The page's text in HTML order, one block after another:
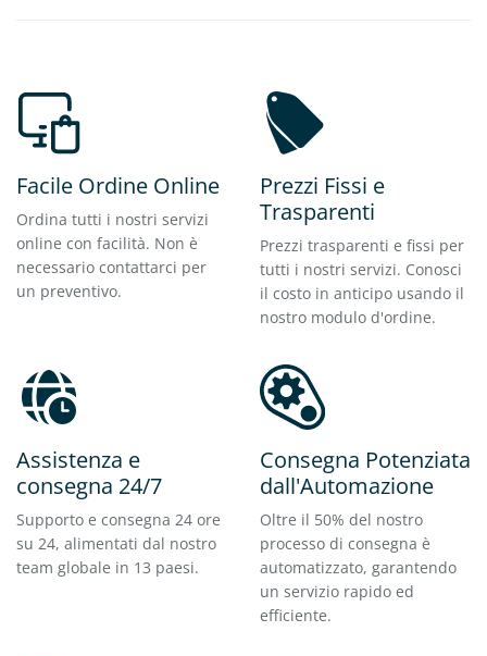
Facile Ordine Online
Ordina tutti i nostri servizi
online con facilità. Non è
necessario contattarci per
un preventivo.
Prezzi Fissi e
Trasparenti
Prezzi trasparenti e fissi per
tutti i nostri servizi. Conosci
il costo in anticipo usando il
nostro modulo d'ordine.
Assistenza e
consegna 24/7
Supporto e consegna 24 ore
su 24, alimentati dal nostro
team globale in 13 paesi.
Consegna Potenziata
dall'Automazione
Oltre il 50% del nostro
processo di consegna è
automatizzato, garantendo
un servizio rapido ed
efficiente.